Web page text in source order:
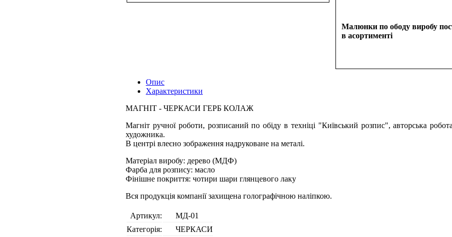
Малюнки по ободу виробу
в асортименті
Опис
Характеристики
МАГНІТ - ЧЕРКАСИ ГЕРБ КОЛАЖ
Магніт ручної роботи, розписаний по обіду в техніці "Київський розпис", авторська
художника.
В центрі влеєно зображення надруковане на металі.
Матеріал виробу: дерево (МДФ)
Фарба для розпису: масло
Фінішне покриття: чотири шари глянцевого лаку
Вся продукція компанії захищена голографічною наліпкою.
Артикул:
МД-01
Категорія:
ЧЕРКАСИ